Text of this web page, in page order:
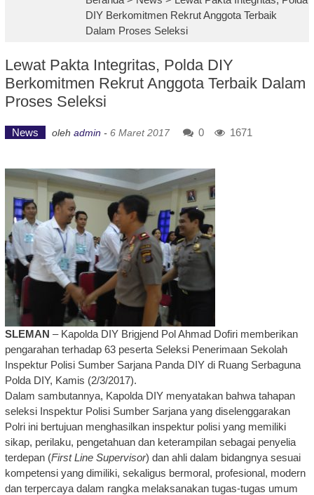
DIY Berkomitmen Rekrut Anggota Terbaik
Dalam Proses Seleksi
Lewat Pakta Integritas, Polda DIY
Berkomitmen Rekrut Anggota Terbaik Dalam
Proses Seleksi
News oleh admin - 6 Maret 2017 0 1671
SLEMAN – Kapolda DIY Brigjend Pol Ahmad Dofiri memberikan
pengarahan terhadap 63 peserta Seleksi Penerimaan Sekolah
Inspektur Polisi Sumber Sarjana Panda DIY di Ruang Serbaguna
Polda DIY, Kamis (2/3/2017).
Dalam sambutannya, Kapolda DIY menyatakan bahwa tahapan
seleksi Inspektur Polisi Sumber Sarjana yang diselenggarakan
Polri ini bertujuan menghasilkan inspektur polisi yang memiliki
sikap, perilaku, pengetahuan dan keterampilan sebagai penyelia
terdepan (First Line Supervisor) dan ahli dalam bidangnya sesuai
kompetensi yang dimiliki, sekaligus bermoral, profesional, modern
dan terpercaya dalam rangka melaksanakan tugas-tugas umum